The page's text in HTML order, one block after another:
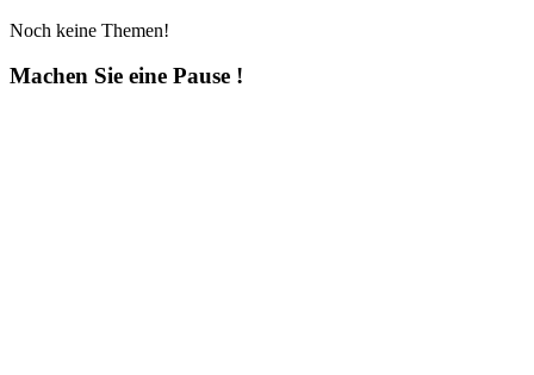
Noch keine Themen!
Machen Sie eine Pause !